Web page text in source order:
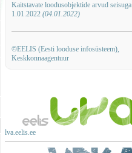
Kaitstavate loodusobjektide arvud seisuga
1.01.2022 (04.01.2022)
©EELIS (Eesti looduse infosüsteem),
Keskkonnaagentuur
lva.eelis.ee